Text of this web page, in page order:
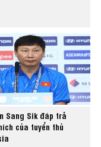
Sang Sik đáp trả
của tuyển thủ